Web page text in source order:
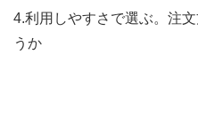
4.利用しやすさで選ぶ。注
うか